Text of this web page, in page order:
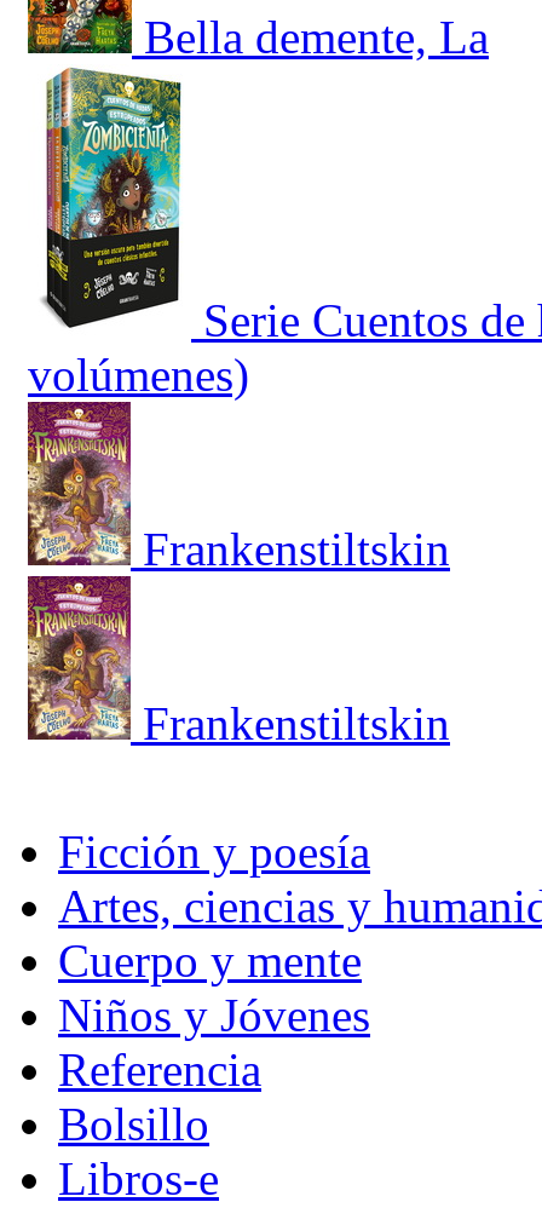
Bella demente, La
Serie Cuentos de
volúmenes)
Frankenstiltskin
Frankenstiltskin
Ficción y poesía
Artes, ciencias y
Cuerpo y mente
Niños y Jóvenes
Referencia
Bolsillo
Libros-e